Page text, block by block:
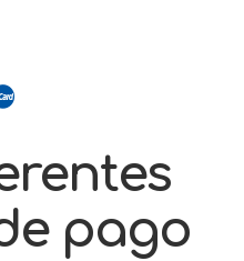
pago